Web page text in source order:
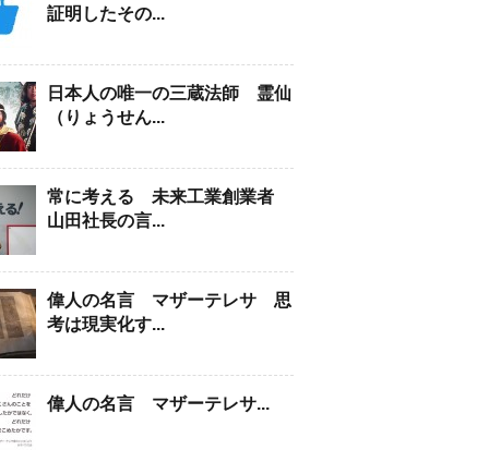
証明したその...
日本人の唯一の三蔵法師 霊仙
（りょうせん...
常に考える 未来工業創業者
山田社長の言...
偉人の名言 マザーテレサ 思
考は現実化す...
偉人の名言 マザーテレサ...